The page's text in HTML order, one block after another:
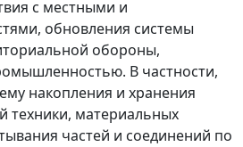
с местными и
обновления системы
обороны,
В частности,
накопления и хранения
техники, материальных
частей и соединений по